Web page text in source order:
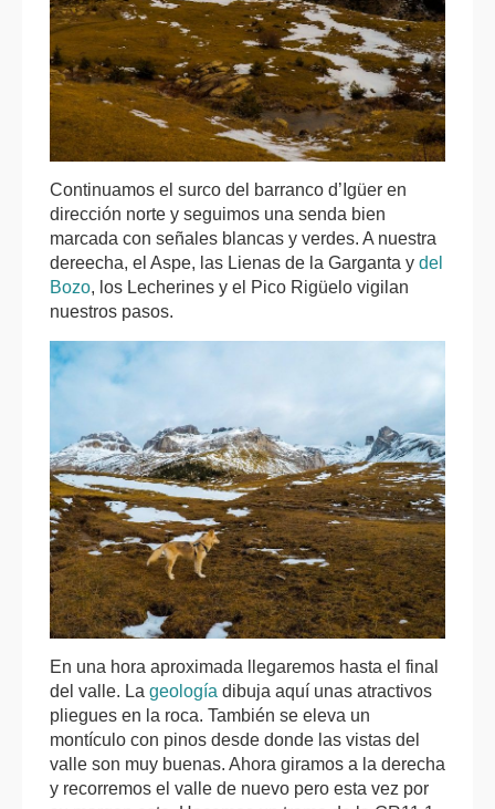
Continuamos el surco del barranco d’Igüer en
dirección norte y seguimos una senda bien
marcada con señales blancas y verdes. A nuestra
dereecha, el Aspe, las Lienas de la Garganta y del
Bozo, los Lecherines y el Pico Rigüelo vigilan
nuestros pasos.
En una hora aproximada llegaremos hasta el final
del valle. La geología dibuja aquí unas atractivos
pliegues en la roca. También se eleva un
montículo con pinos desde donde las vistas del
valle son muy buenas. Ahora giramos a la derecha
y recorremos el valle de nuevo pero esta vez por